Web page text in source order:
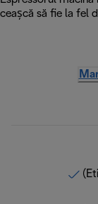
ceașcă să fie la fel